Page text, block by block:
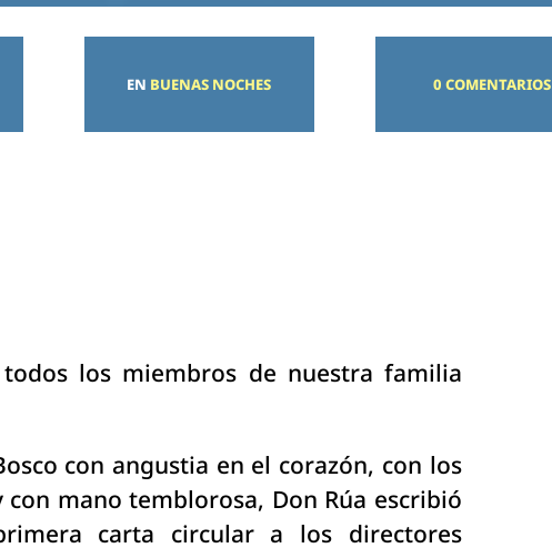
EN BUENAS NOCHES 0 COMENTARIOS
los miembros de nuestra familia
con angustia en el corazón, con los
mano temblorosa, Don Rúa escribió
carta circular a los directores